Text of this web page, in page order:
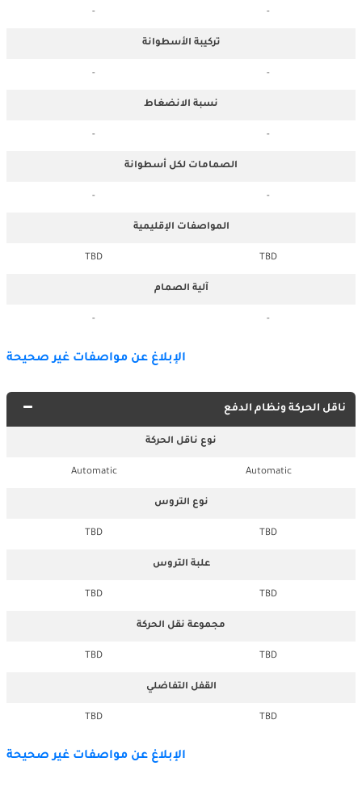
-
-
تركيبة الأسطوانة
-
-
نسبة الانضغاط
-
-
الصمامات لكل أسطوانة
-
-
المواصفات الإقليمية
TBD
TBD
آلية الصمام
-
-
الإبلاغ عن مواصفات غير صحيحة
ناقل الحركة ونظام الدفع
نوع ناقل الحركة
Automatic
Automatic
نوع التروس
TBD
TBD
علبة التروس
TBD
TBD
مجموعة نقل الحركة
TBD
TBD
القفل التفاضلي
TBD
TBD
الإبلاغ عن مواصفات غير صحيحة